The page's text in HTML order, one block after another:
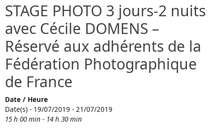
STAGE PHOTO 3 jours-2 nuits
avec Cécile DOMENS –
Réservé aux adhérents de la
Fédération Photographique
de France
Date / Heure
Date(s) - 19/07/2019 - 21/07/2019
15 h 00 min - 14 h 30 min